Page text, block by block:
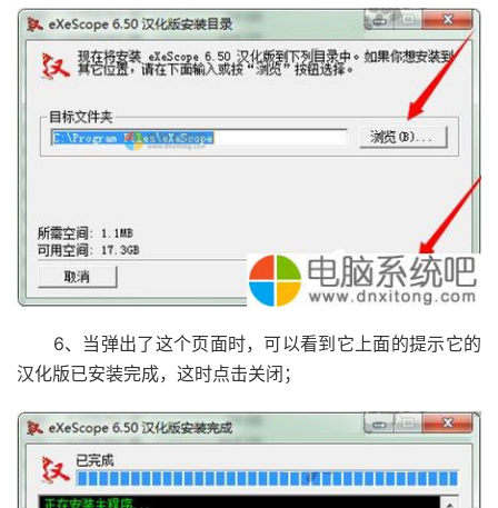
6、当弹出了这个页面时，可以看到它上面的提示它的
汉化版已安装完成，这时点击关闭；